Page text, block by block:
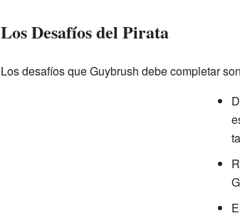
Los Desafíos del Pirata
Los desafíos que Guybrush debe completar